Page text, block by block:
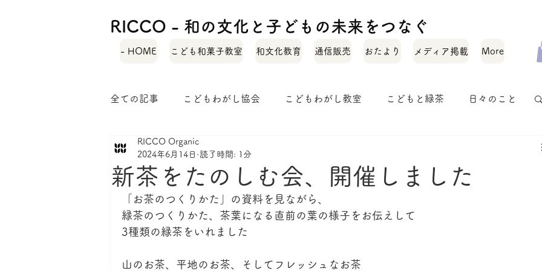
RICCO - 和の文化と子どもの未来をつなぐ
- HOME こども和菓子教室 和文化教育 通信販売 おたより メディア掲載 More
全ての記事 こどもわがし協会 こどもわがし教室 こどもと緑茶 日々のこと
自己紹介 緑茶レシピ
和菓子ではぐくむ子どもの力
新茶をたのしむ会、開催しました
RICCO Organic
2024年6月14日
読了時間: 1分
「お茶のつくりかた」の資料を見ながら、
緑茶のつくりかた、茶葉になる直前の葉の様子をお伝えして
3種類の緑茶をいれました
山のお茶、平地のお茶、そしてフレッシュなお茶